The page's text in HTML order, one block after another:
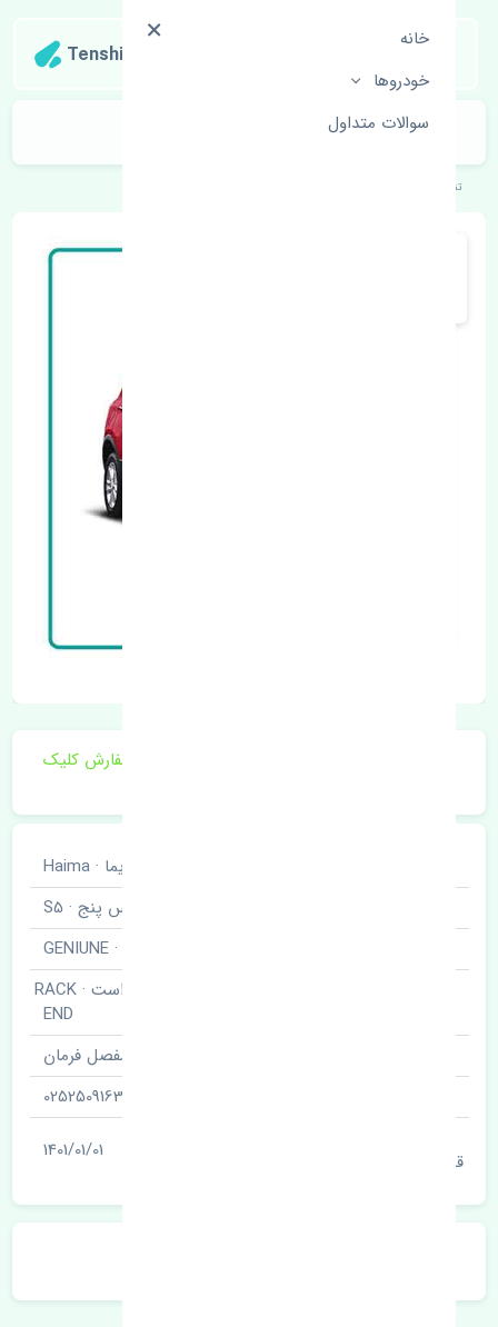
خانه
خودروها
سوالات متداول
Tenshipart
قرقری فرمان راست هایما S5 اصلی
تنشی‌پارت
برای اطلاع از موجودی و قیمت به روز روی ثبت سفارش کلیک
هایما · Haima
اس پنج · S5
اصلی · GENIUNE
قرقری فرمان راست · RACK
END
مفصل فرمان
0252509163
قیمت
1401/01/01